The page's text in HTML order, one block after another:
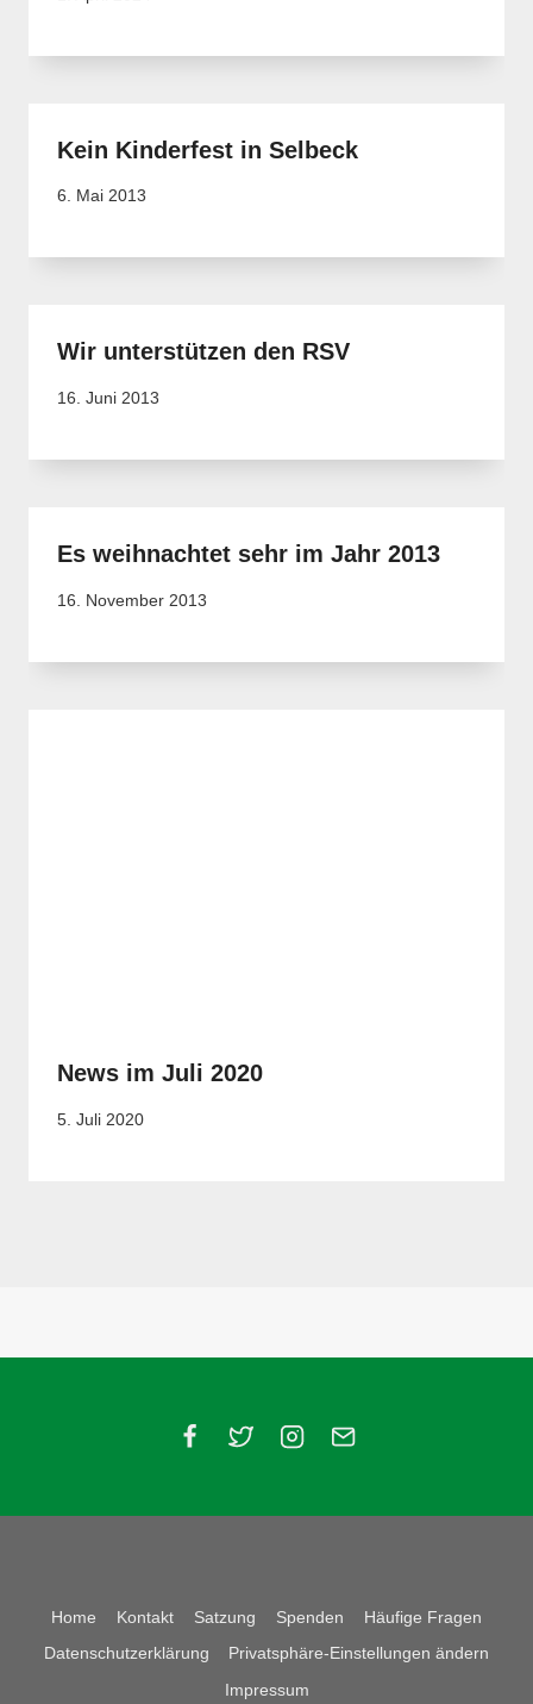
Kein Kinderfest in Selbeck
6. Mai 2013
Wir unterstützen den RSV
16. Juni 2013
Es weihnachtet sehr im Jahr 2013
16. November 2013
News im Juli 2020
5. Juli 2020
Home Kontakt Satzung Spenden
Häufige Fragen
Datenschutzerklärung
Privatsphäre-Einstellungen ändern
Impressum